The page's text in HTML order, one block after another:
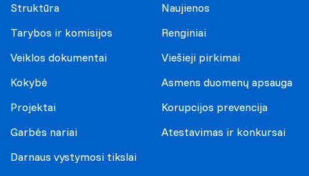
Struktūra
Tarybos ir komisijos
Veiklos dokumentai
Kokybė
Projektai
Garbės nariai
Darnaus vystymosi tikslai
Naujienos
Renginiai
Viešieji pirkimai
Asmens duomenų apsauga
Korupcijos prevencija
Atestavimas ir konkursai